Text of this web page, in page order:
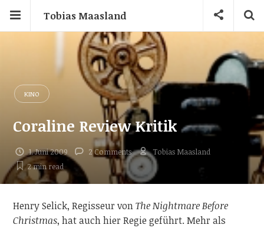
Tobias Maasland
KINO
Coraline Review Kritik
1. Juni 2009 2 Comments
Tobias Maasland
2 minread
Henry Selick, Regisseur vonThe Nightmare Before
Christmas, hat auch hier Regie geführt. Mehr als